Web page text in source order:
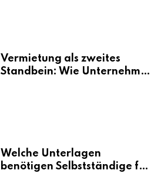
Vermietung als zweites
Standbein: Wie Unternehmen
Welche Unterlagen
benötigen Selbstständige für